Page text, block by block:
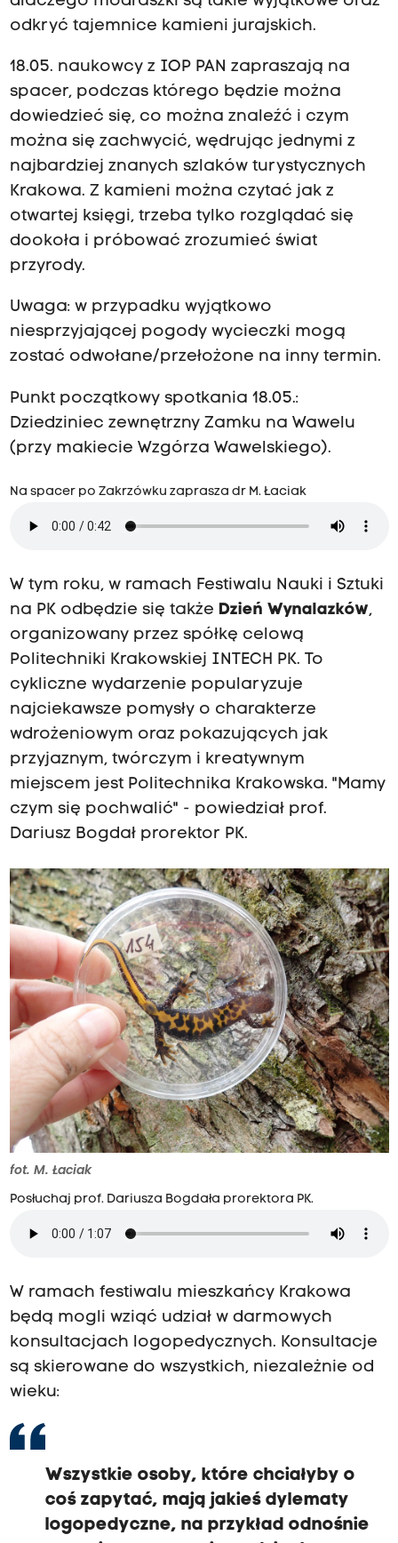
odkryć tajemnice kamieni jurajskich.
18.05. naukowcy z IOP PAN zapraszają na
spacer, podczas którego będzie można
dowiedzieć się, co można znaleźć i czym
można się zachwycić, wędrując jednymi z
najbardziej znanych szlaków turystycznych
Krakowa. Z kamieni można czytać jak z
otwartej księgi, trzeba tylko rozglądać się
dookoła i próbować zrozumieć świat
przyrody.
Uwaga: w przypadku wyjątkowo
niesprzyjającej pogody wycieczki mogą
zostać odwołane/przełożone na inny termin.
Punkt początkowy spotkania 18.05.:
Dziedziniec zewnętrzny Zamku na Wawelu
(przy makiecie Wzgórza Wawelskiego).
Na spacer po Zakrzówku zaprasza dr M. Łaciak
W tym roku, w ramach Festiwalu Nauki i Sztuki
na PK odbędzie się także Dzień Wynalazków,
organizowany przez spółkę celową
Politechniki Krakowskiej INTECH PK. To
cykliczne wydarzenie popularyzuje
najciekawsze pomysły o charakterze
wdrożeniowym oraz pokazujących jak
przyjaznym, twórczym i kreatywnym
miejscem jest Politechnika Krakowska. "Mamy
czym się pochwalić" - powiedział prof.
Dariusz Bogdał prorektor PK.
fot. M. Łaciak
Posłuchaj prof. Dariusza Bogdała prorektora PK.
W ramach festiwalu mieszkańcy Krakowa
będą mogli wziąć udział w darmowych
konsultacjach logopedycznych. Konsultacje
są skierowane do wszystkich, niezależnie od
wieku:
Wszystkie osoby, które chciałyby o
coś zapytać, mają jakieś dylematy
logopedyczne, na przykład odnośnie